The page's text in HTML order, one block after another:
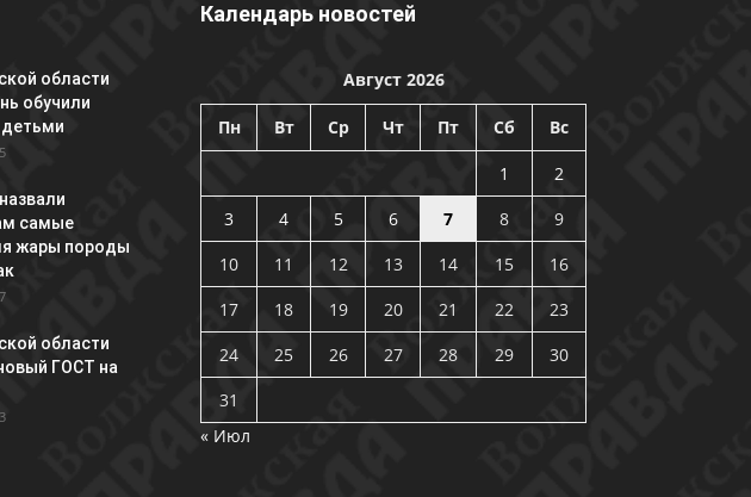
области
обучили
детьми
самые
жары породы
области
ГОСТ на
Календарь новостей
Август 2026
Пн Вт Ср Чт Пт Сб Вс
1
2
3
4 5 6 7 8
9
10
11 12 13 14 15
16
17
18 19 20 21 22
23
24
25 26 27 28 29
30
31
« Июл